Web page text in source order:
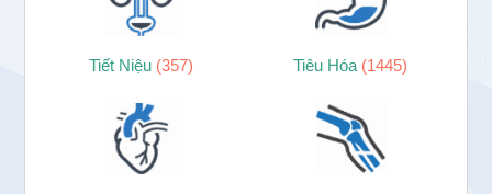
Tiết Niệu (357) Tiêu Hóa (1445)